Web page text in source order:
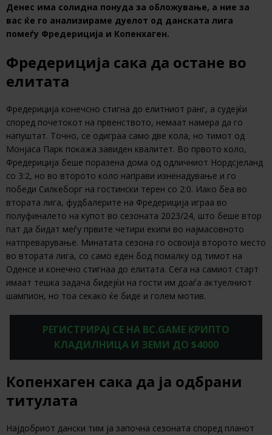
Денес има солидна понуда за обложување, а ние за
вас ќе го анализираме дуелот од данската лига
помеѓу Фредериција и Копенхаген.
Фредериција сака да остане во
елитата
Фредериција конечсно стигна до елитниот ранг, а судејќи
според почетокот на првенството, немаат намера да го
напуштат. Точно, се одиграа само две кола, но тимот од
Монјаса Парк покажа завиден квалитет. Во првото коло,
Фредериција беше поразена дома од одличниот Нордсјеланд
со 3:2, но во второто коло направи изненадување и го
победи Силкеборг на гостински терен со 2:0. Иако беа во
втората лига, фудбалерите на Фредериција играа во
полуфиналето на купот во сезоната 2023/24, што беше втор
пат да бидат меѓу првите четири екипи во најмасовното
натпреварување. Минатата сезона го освоија второто место
во втората лига, со само еден бод помалку од тимот на
Оденсе и конечно стигнаа до елитата. Сега на самиот старт
имаат тешка задача бидејќи на гости им доаѓа актуелниот
шампион, но тоа секако ќе биде и голем мотив.
РЕГИСТРИРАЈ СЕ НА BC.GAME КРИПТО
КЛАДИЛНИЦА И ЗЕМИ ДО $4000
Копенхаген сака да ја одбрани
титулата
Најдобриот дански тим ја започна сезоната според планот